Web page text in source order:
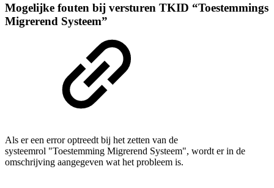
Mogelijke fouten bij versturen TKID “Toestemmings
Migrerend Systeem”
Als er een error optreedt bij het zetten van de
systeemrol "Toestemming Migrerend Systeem", wordt er in de
omschrijving aangegeven wat het probleem is.